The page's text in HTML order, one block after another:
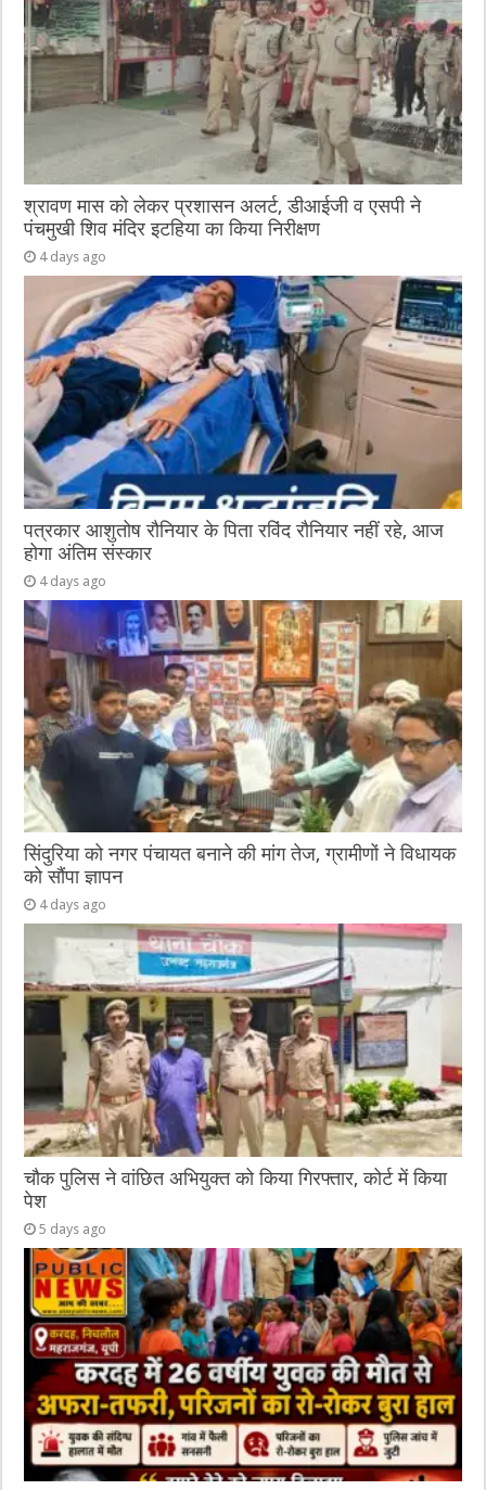
श्रावण मास को लेकर प्रशासन अलर्ट, डीआईजी व एसपी ने
पंचमुखी शिव मंदिर इटहिया का किया निरीक्षण
4 days ago
पत्रकार आशुतोष रौनियार के पिता रविंद रौनियार नहीं रहे, आज
होगा अंतिम संस्कार
4 days ago
सिंदुरिया को नगर पंचायत बनाने की मांग तेज, ग्रामीणों ने विधायक
को सौंपा ज्ञापन
4 days ago
चौक पुलिस ने वांछित अभियुक्त को किया गिरफ्तार, कोर्ट में किया
पेश
5 days ago